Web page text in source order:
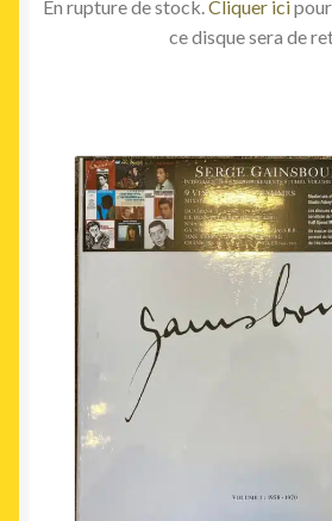
En rupture de stock. Cliquer icipour
ce disque sera de